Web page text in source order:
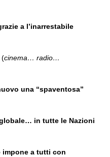
a l’inarrestabile
(cinema… radio…
una “spaventosa”
in tutte le Nazioni
impone a tutti con